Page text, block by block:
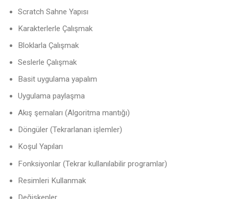
Scratch Sahne Yapısı
Karakterlerle Çalışmak
Bloklarla Çalışmak
Seslerle Çalışmak
Basit uygulama yapalım
Uygulama paylaşma
Akış şemaları (Algoritma mantığı)
Döngüler (Tekrarlanan işlemler)
Koşul Yapıları
Fonksiyonlar (Tekrar kullanılabilir programlar)
Resimleri Kullanmak